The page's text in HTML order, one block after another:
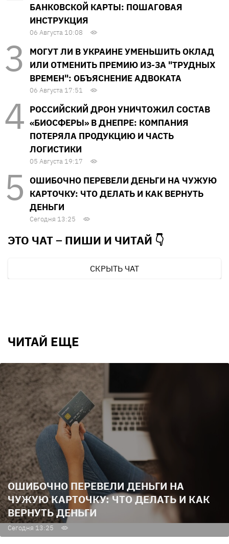
БАНКОВСКОЙ КАРТЫ: ПОШАГОВАЯ
ИНСТРУКЦИЯ
06 Августа 10:08
МОГУТ ЛИ В УКРАИНЕ УМЕНЬШИТЬ ОКЛАД
ИЛИ ОТМЕНИТЬ ПРЕМИЮ ИЗ-ЗА "ТРУДНЫХ
ВРЕМЕН": ОБЪЯСНЕНИЕ АДВОКАТА
06 Августа 17:51
РОССИЙСКИЙ ДРОН УНИЧТОЖИЛ СОСТАВ
«БИОСФЕРЫ» В ДНЕПРЕ: КОМПАНИЯ
ПОТЕРЯЛА ПРОДУКЦИЮ И ЧАСТЬ
ЛОГИСТИКИ
05 Августа 19:17
ОШИБОЧНО ПЕРЕВЕЛИ ДЕНЬГИ НА ЧУЖУЮ
КАРТОЧКУ: ЧТО ДЕЛАТЬ И КАК ВЕРНУТЬ
ДЕНЬГИ
Сегодня 13:25
ЭТО ЧАТ – ПИШИ И ЧИТАЙ 👇
СКРЫТЬ ЧАТ
ЧИТАЙ ЕЩЕ
ОШИБОЧНО ПЕРЕВЕЛИ ДЕНЬГИ НА
ЧУЖУЮ КАРТОЧКУ: ЧТО ДЕЛАТЬ И КАК
ВЕРНУТЬ ДЕНЬГИ
Сегодня 13:25